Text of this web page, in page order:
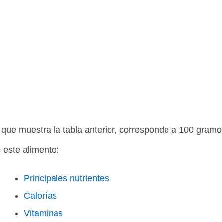
muestra la tabla anterior, corresponde a 100
este alimento:
Principales nutrientes
Calorías
Vitaminas